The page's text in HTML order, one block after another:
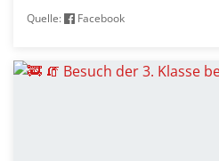
Quelle: Facebook